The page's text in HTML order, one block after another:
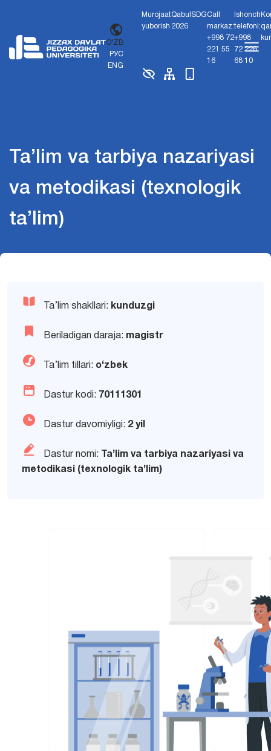
O'ZB
РУС
ENG
Murojaat
yuborish
Qabul
2026
SDGCall
markaz:
+998 72
221 55
16
Ishonch
telefoni:
+998
72 226
68 10
Ta’lim va tarbiya nazariyasi
va metodikasi (texnologik
ta’lim)
Ta’lim shakllari: kunduzgi
Beriladigan daraja: magistr
Ta’lim tillari: o‘zbek
Dastur kodi: 70111301
Dastur davomiyligi: 2 yil
Dastur nomi:
Ta’lim va tarbiya nazariyasi va
metodikasi (texnologik ta’lim)